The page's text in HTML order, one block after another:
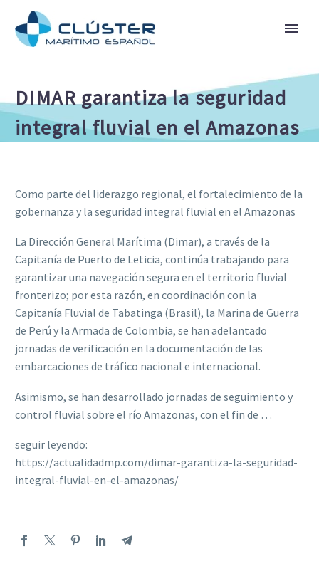
DIMAR garantiza la seguridad
integral fluvial en el Amazonas
Como parte del liderazgo regional, el fortalecimiento de la
gobernanza y la seguridad integral fluvial en el Amazonas
La Dirección General Marítima (Dimar), a través de la
Capitanía de Puerto de Leticia, continúa trabajando para
garantizar una navegación segura en el territorio fluvial
fronterizo; por esta razón, en coordinación con la
Capitanía Fluvial de Tabatinga (Brasil), la Marina de Guerra
de Perú y la Armada de Colombia, se han adelantado
jornadas de verificación en la documentación de las
embarcaciones de tráfico nacional e internacional.
Asimismo, se han desarrollado jornadas de seguimiento y
control fluvial sobre el río Amazonas, con el fin de …
seguir leyendo:
https://actualidadmp.com/dimar-garantiza-la-seguridad-
integral-fluvial-en-el-amazonas/